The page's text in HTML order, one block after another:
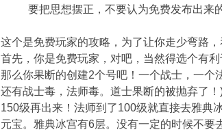
要把思想摆正，不要认为免费发布出来的
这个是免费玩家的攻略，为了让你走少弯路
首先，你是免费玩家，对吧，当然得选个有
那么你果断的创建2个号吧！一个战士，一个
还有战士毒，法师毒。道士果断的被抛弃了
150级再出来！法师到了100级就直接去雅典
元宝。雅典冰宫有6层。没有一定的时候不